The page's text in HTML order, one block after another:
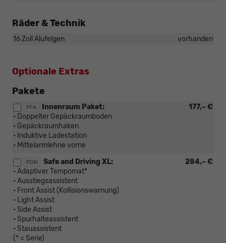
Räder & Technik
16 Zoll Alufelgen vorhanden
Optionale Extras
Pakete
PFA 177,– €
Innenraum Paket:
• Doppelter Gepäckraumboden
• Gepäckraumhaken
• Induktive Ladestation
• Mittelarmlehne vorne
PDN 284,– €
Safe and Driving XL:
• Adaptiver Tempomat*
• Ausstiegsassistent
• Front Assist (Kollisionswarnung)
• Light Assist
• Side Assist
• Spurhalteassistent
• Stauassistent
(* = Serie)